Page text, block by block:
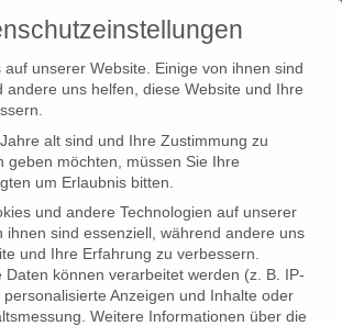
events.de
46 777 230
unserer Website. Einige von ihnen sind
andere uns helfen, diese Website und Ihre
alt sind und Ihre Zustimmung zu
geben möchten, müssen Sie Ihre
um Erlaubnis bitten.
und andere Technologien auf unserer
ihnen sind essenziell, während andere uns
und Ihre Erfahrung zu verbessern.
Daten können verarbeitet werden (z. B. IP-
Anzeigen und Inhalte oder
Weitere Informationen über die